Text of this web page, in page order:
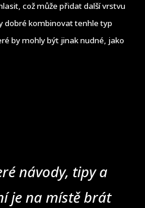
což může přidat další vrstvu
dobré kombinovat tenhle typ
by mohly být jinak nudné, jako
návody, tipy a
je na místě brát